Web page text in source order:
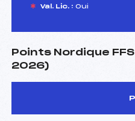
Val. Lic. : Oui
Points Nordique
2026)